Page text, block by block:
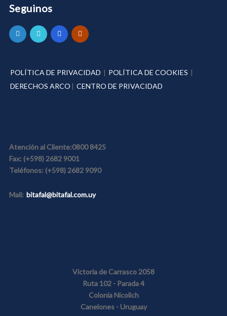
Seguinos
POLÍTICA DE PRIVACIDAD | POLÍTICA DE COOKIES |
DERECHOS ARCO | CENTRO DE PRIVACIDAD
Atención al Cliente:0800 8425
Fax: (+598) 2682 9001
Teléfonos: (+598) 2682 9090
Mail: bitafal@bitafal.com.uy
Victoria de Carrasco 2058
Ruta 102 - Parada 4
Colonia Nicolich
Canelones - Uruguay